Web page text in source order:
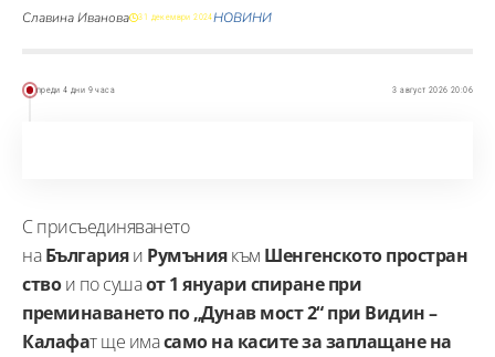
Славина Иванова 31 декември 2024НОВИНИ
преди 4 дни 9 часа 3 август 2026 20:06
С присъединяването
наБългарияи Румъниякъм Шенгенското простран
ствои по сушаот 1 януари спиране при
преминаването по „Дунав мост 2“ при Видин –
Калафат ще имасамо на касите за заплащане на